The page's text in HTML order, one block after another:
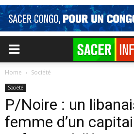
Home Société
Société
P/​Noire : un
femme d’un